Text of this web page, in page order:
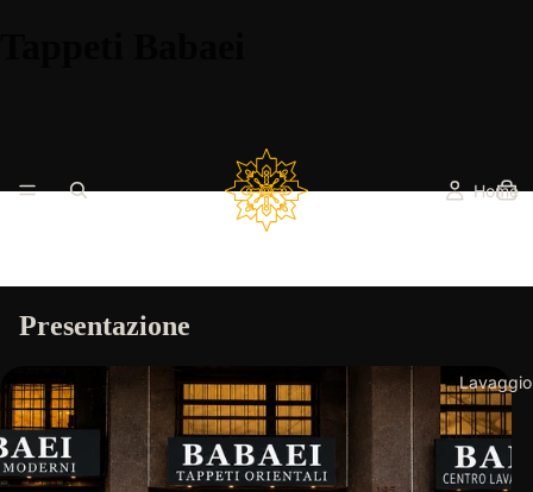
Home
Lavaggio
Presentazione